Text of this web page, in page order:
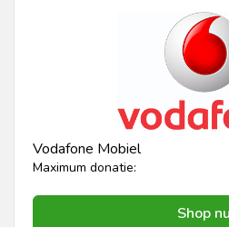
Vodafone Mobiel
Maximum donatie:
Shop nu